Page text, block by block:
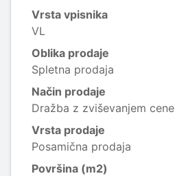
Vrsta vpisnika
VL
Oblika prodaje
Spletna prodaja
Način prodaje
Dražba z zviševanjem cene
Vrsta prodaje
Posamična prodaja
Površina (m2)